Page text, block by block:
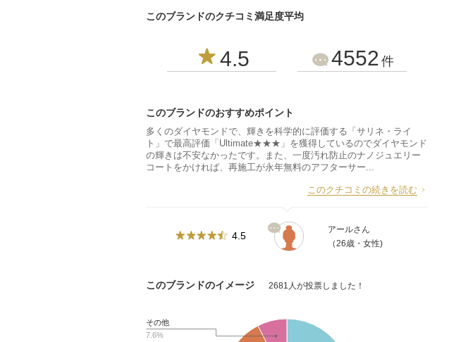
このブランドのクチコミ満足度平均
4.5 4552 件
このブランドのおすすめポイント
多くのダイヤモンドで、輝きを科学的に評価する「サリネ・ライ
ト」で最高評価「Ultimate★★★」を獲得しているのでダイヤモンド
の輝きは不安なかったです。また、一度汚れ防止のナノジュエリー
コートをかければ、再施工が永年無料のアフターサー...
このクチコミの続きを読む
4.5
アールさん
（26歳・女性)
このブランドのイメージ 2681人が投票しました！
その他
7.6%